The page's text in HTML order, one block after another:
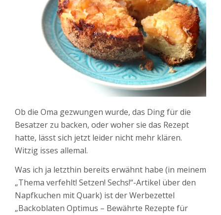
Ob die Oma gezwungen wurde, das Ding für die
Besatzer zu backen, oder woher sie das Rezept
hatte, lässt sich jetzt leider nicht mehr klären.
Witzig isses allemal.
Was ich ja letzthin bereits erwähnt habe (in meinem
„Thema verfehlt! Setzen! Sechs!“-Artikel über den
Napfkuchen mit Quark) ist der Werbezettel
„Backoblaten Optimus – Bewährte Rezepte für